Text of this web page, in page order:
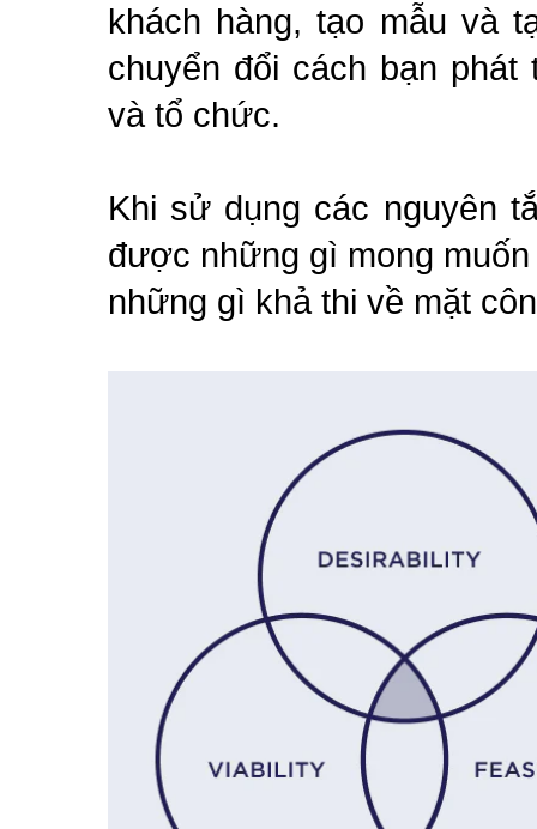
khách hàng, tạo mẫu và
chuyển đổi cách bạn
và tổ chức.
Khi sử dụng các nguyên
được những gì mong
những gì khả thi về mặt